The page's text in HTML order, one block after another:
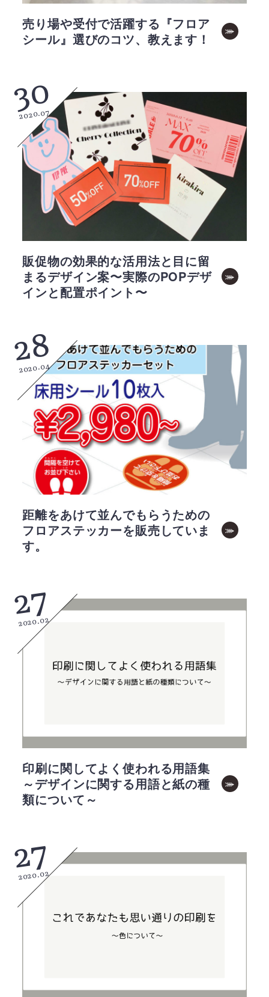
売り場や受付で活躍する『フロア
シール』選びのコツ、教えます！
30
2020.07
販促物の効果的な活用法と目に留
まるデザイン案〜実際のPOPデザ
インと配置ポイント〜
28
2020.04
距離をあけて並んでもらうための
フロアステッカーを販売していま
す。
27
2020.02
印刷に関してよく使われる用語集
～デザインに関する用語と紙の種
類について～
27
2020.02